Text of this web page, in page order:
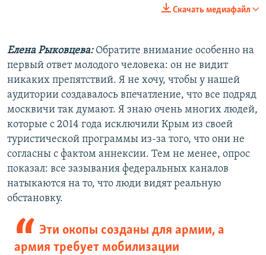
720p 1080p
480p
720p
1080p
Скачать медиафайл
Елена Рыковцева:Обратите внимание особенно на
первый ответ молодого человека: он не видит
никаких препятствий. Я не хочу, чтобы у нашей
аудитории создавалось впечатление, что все подряд
москвичи так думают. Я знаю очень многих людей,
которые с 2014 года исключили Крым из своей
туристической программы из-за того, что они не
согласны с фактом аннексии. Тем не менее, опрос
показал: все зазывания федеральных каналов
натыкаются на то, что люди видят реальную
обстановку.
Эти окопы созданы для армии, а
армия требует мобилизации